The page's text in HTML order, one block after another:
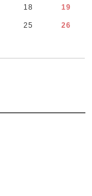
18 19
25 26